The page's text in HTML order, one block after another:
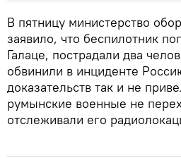
В пятницу министерство
заявило, что беспилотник
Галаце, пострадали два
обвинили в инциденте
доказательств так и не
румынские военные не
отслеживали его